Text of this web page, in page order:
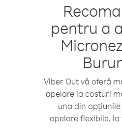
pentru a
Viber Out vă oferă
apelare la costuri
una din
apelare flexibile, la